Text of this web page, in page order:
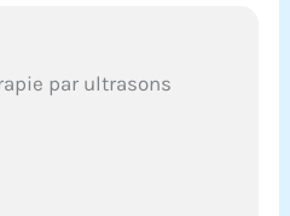
par ultrasons